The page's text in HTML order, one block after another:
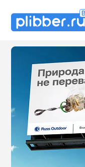
Some SEO Title